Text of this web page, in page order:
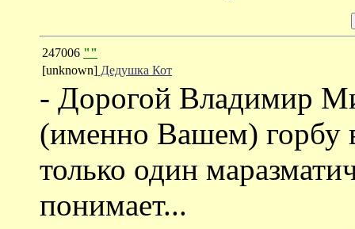
247006 ""
[unknown] Дедушка Кот
- Дорогой Владимир
(именно Вашем) горбу
только один
понимает...